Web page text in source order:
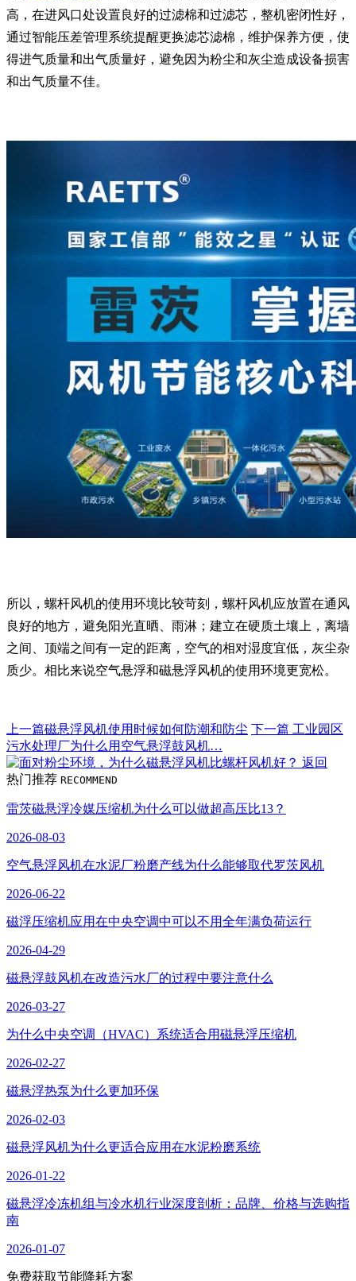
高，在进风口处设置良好的过滤棉和过滤芯，整机密闭性好，
通过智能压差管理系统提醒更换滤芯滤棉，维护保养方便，使
得进气质量和出气质量好，避免因为粉尘和灰尘造成设备损害
和出气质量不佳。
所以，螺杆风机的使用环境比较苛刻，螺杆风机应放置在通风
良好的地方，避免阳光直晒、雨淋；建立在硬质土壤上，离墙
之间、顶端之间有一定的距离，空气的相对湿度宜低，灰尘杂
质少。相比来说空气悬浮和磁悬浮风机的使用环境更宽松。
上一篇磁悬浮风机使用时候如何防潮和防尘 下一篇 工业园区
污水处理厂为什么用空气悬浮鼓风机…
返回
热门推荐 RECOMMEND
雷茨磁悬浮冷媒压缩机为什么可以做超高压比13？
2026-08-03
空气悬浮风机在水泥厂粉磨产线为什么能够取代罗茨风机
2026-06-22
磁浮压缩机应用在中央空调中可以不用全年满负荷运行
2026-04-29
磁悬浮鼓风机在改造污水厂的过程中要注意什么
2026-03-27
为什么中央空调（HVAC）系统适合用磁悬浮压缩机
2026-02-27
磁悬浮热泵为什么更加环保
2026-02-03
磁悬浮风机为什么更适合应用在水泥粉磨系统
2026-01-22
磁悬浮冷冻机组与冷水机行业深度剖析：品牌、价格与选购指
南
2026-01-07
免费获取节能降耗方案